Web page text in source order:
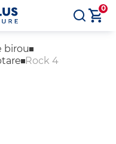
0
birou
Rock 4